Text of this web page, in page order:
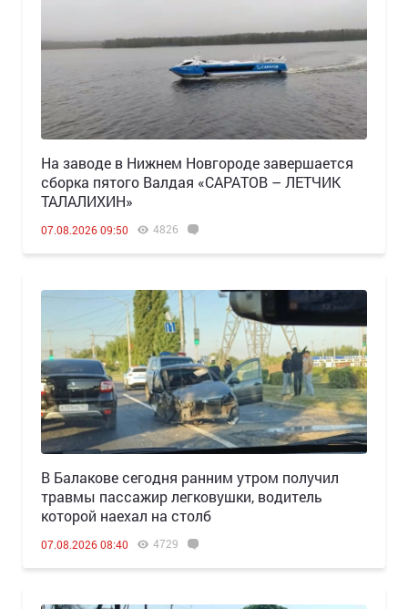
Н️а заводе в Нижнем Новгороде завершается
сборка пятого Валдая «САРАТОВ – ЛЕТЧИК
ТАЛАЛИХИН»
07.08.2026 09:50 4826
В Балакове сегодня ранним утром получил
травмы пассажир легковушки, водитель
которой наехал на столб
07.08.2026 08:40 4729